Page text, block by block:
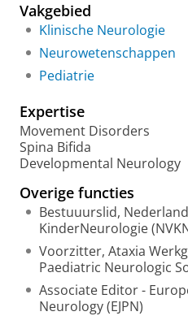
r
c
h
o
t
a
l
Vakgebied
Klinische Neurologie
Neurowetenschappen
Pediatrie
Expertise
Movement Disorders
Spina Bifida
Developmental Neurology
Overige functies
Bestuuurslid,
KinderNeurologie
Voorzitter, Ataxia
Paediatric Neurologic
Associate Editor -
Neurology (EJPN)